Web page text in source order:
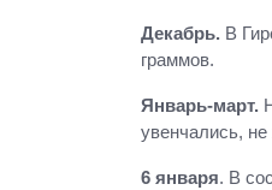
Декабрь. В
граммов.
Январь-март.
увенчались,
6 января. В